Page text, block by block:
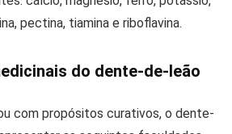
pectina, tiamina e riboflavina.
do dente-de-leão
com propósitos curativos, o dente-